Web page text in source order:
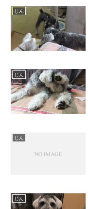
じん
じん
じん
じん